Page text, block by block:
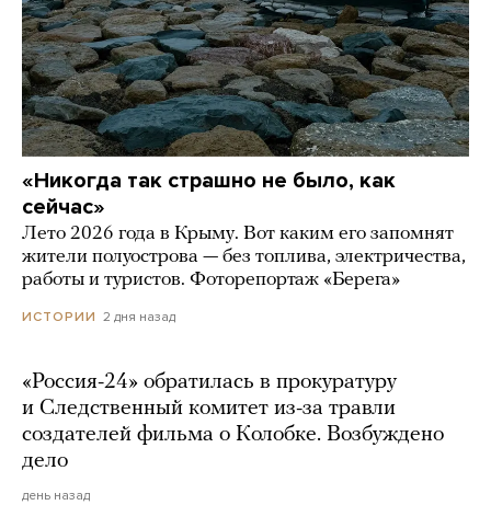
«Никогда так страшно не было, как
сейчас»
Лето 2026 года в Крыму. Вот каким его запомнят
жители полуострова — без топлива, электричества,
работы и туристов. Фоторепортаж «Берега»
ИСТОРИИ 2 дня назад
«Россия-24» обратилась в прокуратуру
и Следственный комитет из-за травли
создателей фильма о Колобке. Возбуждено
дело
день назад